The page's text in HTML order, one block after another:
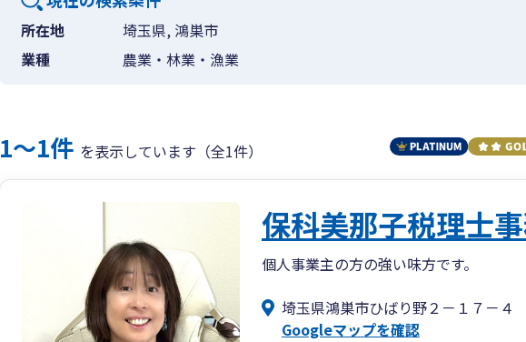
所在地
埼玉県, 鴻巣市
業種
農業・林業・漁業
1〜1件 を表示しています（全1件）
保科美那子税理士
個人事業主の方の強い味方です。
埼玉県鴻巣市ひばり野２－１７－４
Googleマップを確認